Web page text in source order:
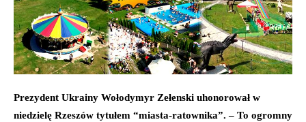
Prezydent Ukrainy Wołodymyr Zełenski uhonorował w
niedzielę Rzeszów tytułem “miasta-ratownika”. – To ogromny